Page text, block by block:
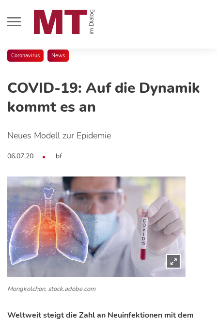
Coronavirus News
COVID-19: Auf die Dynamik
kommt es an
Neues Modell zur Epidemie
06.07.20 bf
Mongkolchon, stock.adobe.com
Weltweit steigt die Zahl an Neuinfektionen mit dem